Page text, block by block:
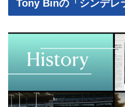
Tony Binの「シンデレ